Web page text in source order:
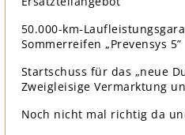
50.000-km-
Sommerreifen „Prevensys 5”
Startschuss für das „neue
Zweigleisige Vermarktung
Noch nicht mal richtig da